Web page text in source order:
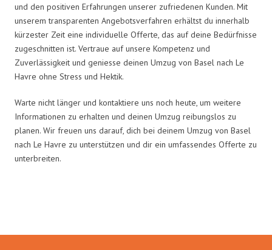
und den positiven Erfahrungen unserer zufriedenen Kunden. Mit
unserem transparenten Angebotsverfahren erhältst du innerhalb
kürzester Zeit eine individuelle Offerte, das auf deine Bedürfnisse
zugeschnitten ist. Vertraue auf unsere Kompetenz und
Zuverlässigkeit und geniesse deinen Umzug von Basel nach Le
Havre ohne Stress und Hektik.
Warte nicht länger und kontaktiere uns noch heute, um weitere
Informationen zu erhalten und deinen Umzug reibungslos zu
planen. Wir freuen uns darauf, dich bei deinem Umzug von Basel
nach Le Havre zu unterstützen und dir ein umfassendes Offerte zu
unterbreiten.